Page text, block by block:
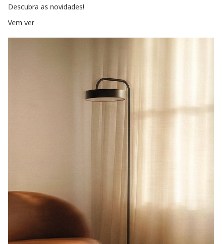
Descubra as novidades!
Vem ver